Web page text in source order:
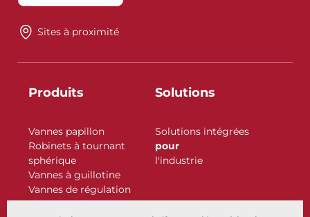
Sites à proximité
Produits
Vannes papillon
Robinets à tournant
sphérique
Vannes à guillotine
Vannes de régulation
Clapets antiretour
Solutions
Solutions intégrées
pour
l'industrie